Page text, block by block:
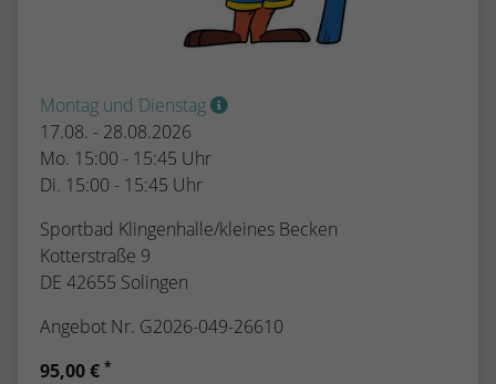
Montag und Dienstag
17.08. - 28.08.2026
Mo. 15:00 - 15:45 Uhr
Di. 15:00 - 15:45 Uhr
Sportbad Klingenhalle/kleines Becken
Kotterstraße 9
DE 42655 Solingen
Angebot Nr. G2026-049-26610
95,00 € *